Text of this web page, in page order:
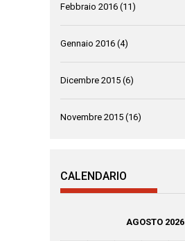
Febbraio 2016 (11)
Gennaio 2016 (4)
Dicembre 2015 (6)
Novembre 2015 (16)
CALENDARIO
AGOSTO 2026